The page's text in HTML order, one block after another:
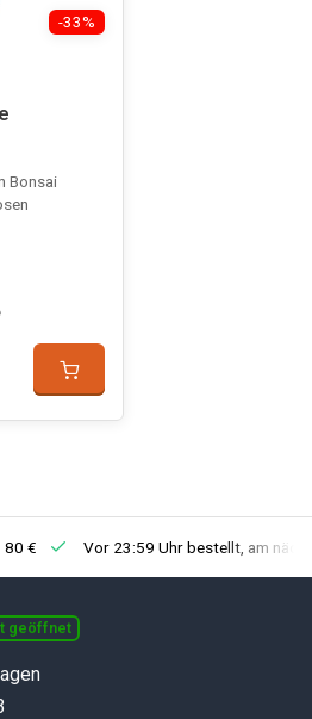
-33%
Bonsai
80 € Vor 23:59 Uhr bestellt, am
geöffnet